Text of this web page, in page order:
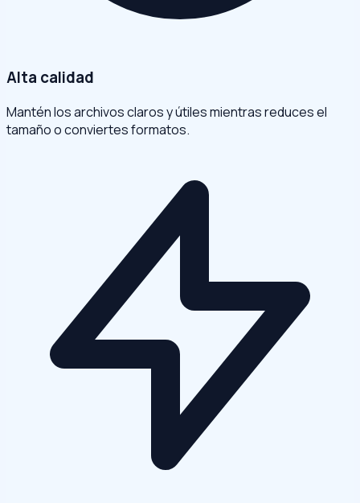
Alta calidad
Mantén los archivos claros y útiles mientras reduces el
tamaño o conviertes formatos.